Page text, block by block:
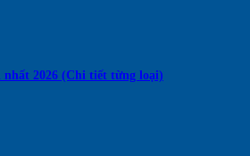
2026 (Chi tiết từng loại)